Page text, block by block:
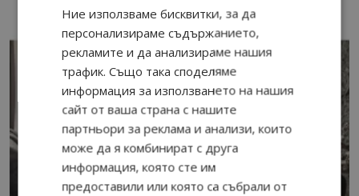
Ние използваме бисквитки, за да
персонализираме съдържанието,
рекламите и да анализираме нашия
трафик. Също така споделяме
информация за използването на нашия
сайт от ваша страна с нашите
партньори за реклама и анализи, които
може да я комбинират с друга
информация, която сте им
предоставили или която са събрали от